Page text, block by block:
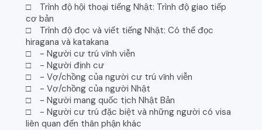
□ Trình độ hội thoại tiếng Nhật: Trình độ giao tiếp
cơ bản
□ Trình độ đọc và viết tiếng Nhật: Có thể đọc
hiragana và katakana
□ - Người cư trú vĩnh viễn
□ - Người định cư
□ - Vợ/chồng của người cư trú vĩnh viễn
□ - Vợ/chồng của người Nhật
□ - Người mang quốc tịch Nhật Bản
□ - Người cư trú đặc biệt và những người có visa
liên quan đến thân phận khác